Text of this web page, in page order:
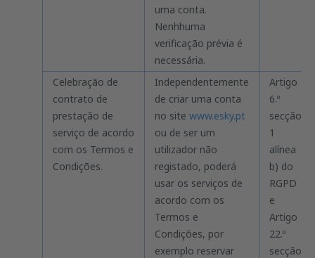
uma conta.
Nenhhuma
verificação prévia é
necessária.
Celebração de
contrato de
prestação de
serviço de acordo
com os Termos e
Condições.
Independentemente
de criar uma conta
no site www.esky.pt
ou de ser um
utilizador não
registado, poderá
usar os serviços de
acordo com os
Termos e
Condições, por
exemplo reservar
Artigo
6.º
secção
1
alínea
b) do
RGPD
e
Artigo
22.º
secção